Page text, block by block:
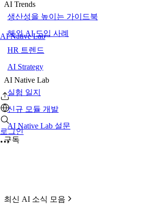
AI Native Lab
로그인
AI Trends
생산성을 높이는 가이드북
해외 AI 도입 사례
HR 트렌드
AI Strategy
AI Native Lab
실험 일지
신규 모듈 개발
AI Native Lab 설문
구독
최신 AI 소식 모음